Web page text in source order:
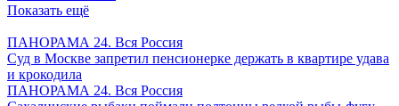
Показать ещё
ПАНОРАМА 24. Вся Россия
Суд в Москве запретил пенсионерке держать в квартире удава
и крокодила
ПАНОРАМА 24. Вся Россия